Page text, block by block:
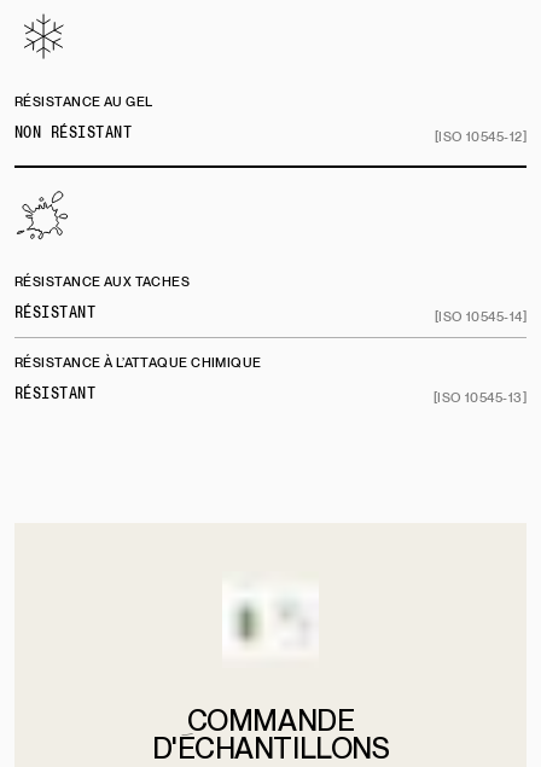
RÉSISTANCE AU GEL
NON RÉSISTANT
[ISO 10545-12]
RÉSISTANCE AUX TACHES
RÉSISTANT
[ISO 10545-14]
RÉSISTANCE À L’ATTAQUE CHIMIQUE
RÉSISTANT
[ISO 10545-13]
COMMANDE
D'ÉCHANTILLONS